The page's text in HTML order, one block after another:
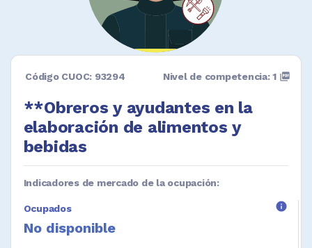
Código CUOC: 93294
**Obreros y ayudantes en la
elaboración de alimentos y
bebidas
Nivel de competencia: 1 picture_as_pdf
Indicadores de mercado de la ocupación:
Ocupados info
No disponible